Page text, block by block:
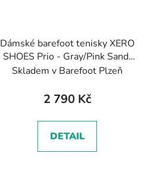
Dámské barefoot tenisky XERO
SHOES Prio - Gray/Pink Sand,
šedá/pískově růžová
Skladem v Barefoot Plzeň
2 790 Kč
DETAIL